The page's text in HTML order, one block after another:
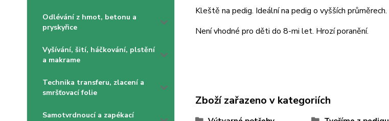
Odlévání z hmot, betonu a
pryskyřice
Vyšívání, šití, háčkování, plstění
a makrame
Technika transferu, zlacení a
smršťovací folie
Samotvrdnoucí a zapékací
Kleště na pedig. Ideální na pedig o vyšších průměrech.
Není vhodné pro děti do 8-mi let. Hrozí poranění.
Zboží zařazeno v kategoriích